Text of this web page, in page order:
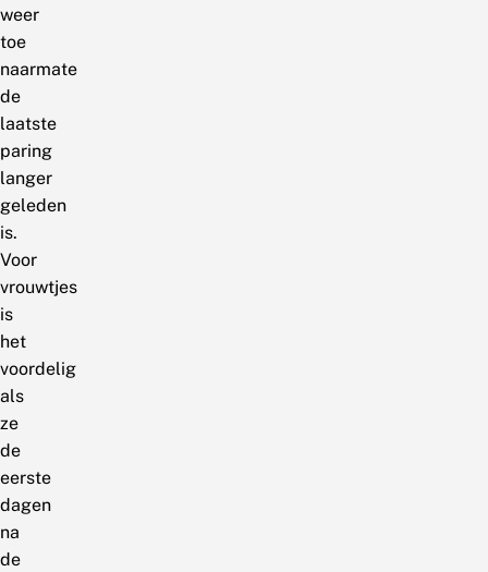
weer
toe
naarmate
de
laatste
paring
langer
geleden
is.
Voor
vrouwtjes
is
het
voordelig
als
ze
de
eerste
dagen
na
de